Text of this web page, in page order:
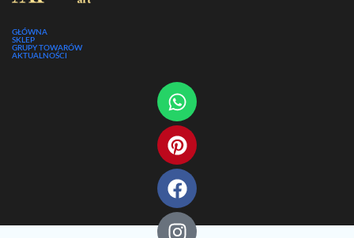
GŁÓWNA
SKLEP
GRUPY TOWARÓW
AKTUALNOŚCI